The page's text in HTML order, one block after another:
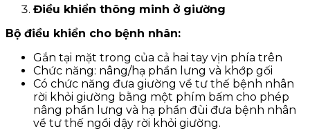
Điều khiển thông minh ở giường
Bộ điều khiển cho bệnh nhân:
Gắn tại mặt trong của cả hai tay vịn phía trên
Chức năng: nâng/hạ phần lưng và khớp gối
Có chức năng đưa giường về tư thế bệnh nhân
rời khỏi giường bằng một phím bấm cho phép
nâng phần lưng và hạ phần đùi đưa bệnh nhân
về tư thế ngồi dậy rời khỏi giường.